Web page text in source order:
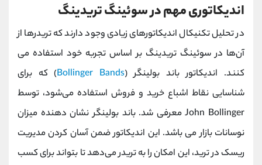
اندیکاتوری مهم در سوئینگ تریدینگ
در تحلیل تکنیکال اندیکاتورهای زیادی وجود دارند که تریدرها از
آن‌ها در سوئینگ تریدینگ بر اساس تجربه خود استفاده می
کنند. اندیکاتور باند بولینگر (Bollinger Bands) که برای
شناسایی نقاط اشباع خرید و فروش استفاده می‌شود، توسط
John Bollinger معرفی شد. باند بولینگر نشان دهنده میزان
نوسانات بازار می باشد. این اندیکاتور ضمن آسان کردن مدیریت
ریسک در ترید، این امکان را به تریدر می‌دهد تا بتواند برای کسب